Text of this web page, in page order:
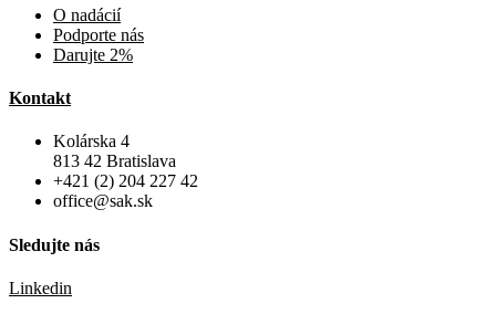
O nadácií
Podporte nás
Darujte 2%
Kontakt
Kolárska 4
813 42 Bratislava
+421 (2) 204 227 42
office@sak.sk
Sledujte nás
Linkedin